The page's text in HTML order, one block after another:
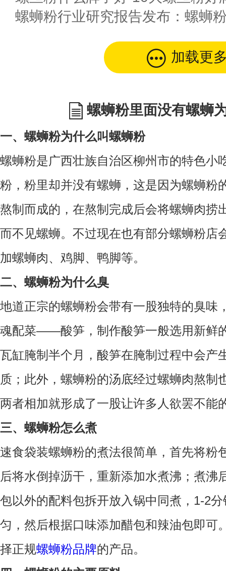
螺蛳粉行业研究报告发布：螺蛳
加载更
螺蛳粉里面没有螺蛳
一、螺蛳粉为什么叫螺蛳粉
螺蛳粉是广西壮族自治区柳州市的特色小
粉，粉里却并没有螺蛳，这是因为螺蛳粉
熬制而成的，在熬制完成后会将螺蛳肉捞
而不见螺蛳。不过现在也有部分螺蛳粉店
加螺蛳肉、鸡脚、鸭脚等。
二、螺蛳粉为什么臭
地道正宗的螺蛳粉会带有一股独特的臭味
魂配菜——酸笋，制作酸笋一般选用新鲜
瓦缸腌制半个月，酸笋在腌制过程中会产
质；此外，螺蛳粉的汤底经过螺蛳肉熬制
两者相加就形成了一股让许多人欲罢不能
三、螺蛳粉怎么煮
速食袋装螺蛳粉的煮法很简单，首先将粉
后将水倒掉沥干，重新添加水煮沸；煮沸
包以外的配料包拆开放入锅中同煮，1-2
匀，然后根据口味添加醋包和辣油包即可
择正规螺蛳粉品牌的产品。